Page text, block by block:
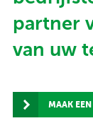
partner
van uw
MAAK